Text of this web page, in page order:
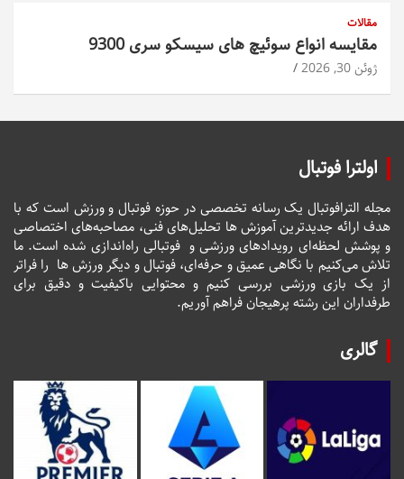
مقالات
مقایسه انواع سوئیچ های سیسکو سری 9300
ژوئن 30, 2026
اولترا فوتبال
مجله الترافوتبال یک رسانه تخصصی در حوزه فوتبال و ورزش است که با
هدف ارائه جدیدترین آموزش ها تحلیل‌های فنی، مصاحبه‌های اختصاصی
و پوشش لحظه‌ای رویدادهای ورزشی و فوتبالی راه‌اندازی شده است. ما
تلاش می‌کنیم با نگاهی عمیق و حرفه‌ای، فوتبال و دیگر ورزش ها را فراتر
از یک بازی ورزشی بررسی کنیم و محتوایی باکیفیت و دقیق برای
طرفداران این رشته پرهیجان فراهم آوریم.
گالری